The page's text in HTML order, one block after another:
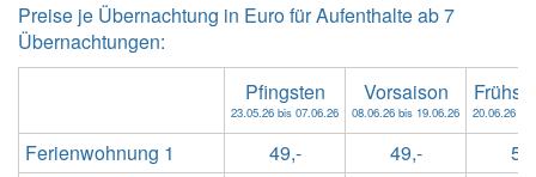
Preise je Übernachtung in Euro für Aufenthalte ab 7
Übernachtungen:
Ferienwohnung 1
Pfingsten
23.05.26 bis 07.06.26
Vorsaison
08.06.26 bis 19.06.26 20.06.26
49,- 49,-